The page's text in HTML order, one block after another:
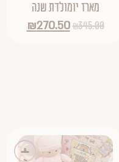
₪345.00
₪270.50
מארז יומולדת שנה